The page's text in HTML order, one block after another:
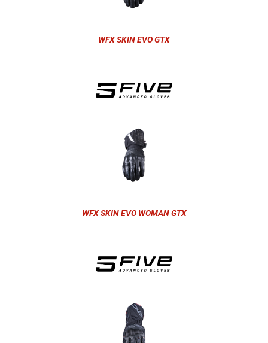
WFX SKIN EVO GTX
WFX SKIN EVO WOMAN GTX